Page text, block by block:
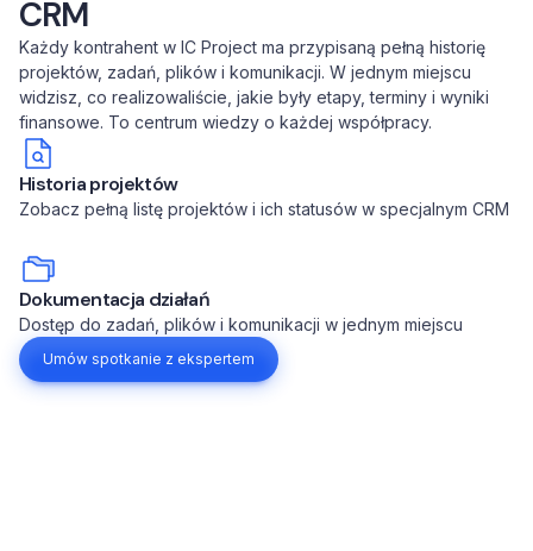
CRM
Każdy kontrahent w IC Project ma przypisaną pełną historię
projektów, zadań, plików i komunikacji. W jednym miejscu
widzisz, co realizowaliście, jakie były etapy, terminy i wyniki
finansowe. To centrum wiedzy o każdej współpracy.
Historia projektów
Zobacz pełną listę projektów i ich statusów w specjalnym CRM
Dokumentacja działań
Dostęp do zadań, plików i komunikacji w jednym miejscu
Umów spotkanie z ekspertem